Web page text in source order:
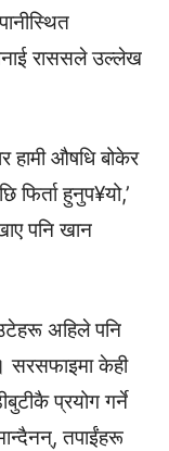
राससले उल्लेख
हामी औषधि बोकेर
हुनुप¥यो,’
पनि खान
अहिले पनि
सरसफाइमा केही
प्रयोग गर्ने
तपाईंहरू